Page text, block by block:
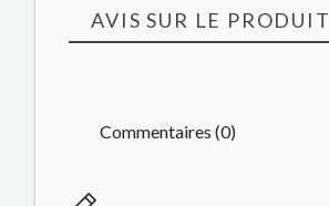
AVIS SUR LE PRODUIT
Commentaires (0)